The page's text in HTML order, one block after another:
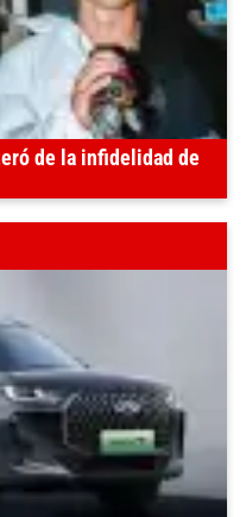
de la infidelidad de